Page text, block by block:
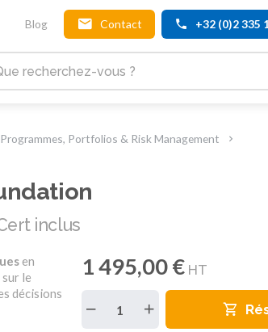
Blog Contact +32 (0)2 335
Portfolios & Risk Management
inclus
1 495,00 €HT
en
le
décisions